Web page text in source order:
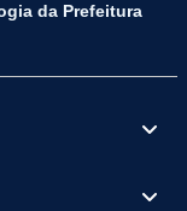
da Prefeitura